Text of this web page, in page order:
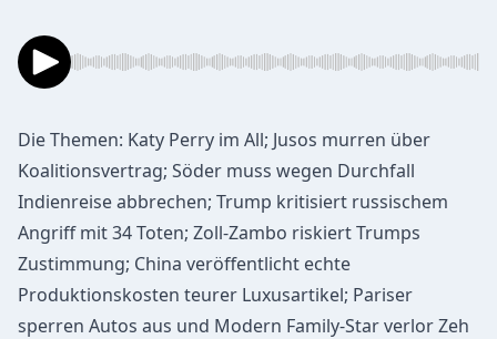
Die Themen: Katy Perry im All; Jusos murren über
Koalitionsvertrag; Söder muss wegen Durchfall
Indienreise abbrechen; Trump kritisiert russischem
Angriff mit 34 Toten; Zoll-Zambo riskiert Trumps
Zustimmung; China veröffentlicht echte
Produktionskosten teurer Luxusartikel; Pariser
sperren Autos aus und Modern Family-Star verlor Zeh